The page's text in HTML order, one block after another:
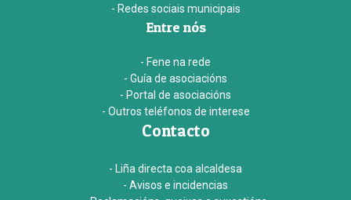
- Redes sociais municipais
Entre nós
- Fene na rede
- Guía de asociacións
- Portal de asociacións
- Outros teléfonos de interese
Contacto
- Liña directa coa alcaldesa
- Avisos e incidencias